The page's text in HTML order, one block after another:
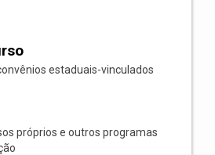
estaduais-vinculados
próprios e outros programas